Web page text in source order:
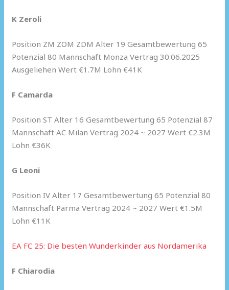
K Zeroli
Position ZM ZOM ZDM Alter 19 Gesamtbewertung 65
Potenzial 80 Mannschaft Monza Vertrag 30.06.2025
Ausgeliehen Wert €1.7M Lohn €41K
F Camarda
Position ST Alter 16 Gesamtbewertung 65 Potenzial 87
Mannschaft AC Milan Vertrag 2024 ~ 2027 Wert €2.3M
Lohn €36K
G Leoni
Position IV Alter 17 Gesamtbewertung 65 Potenzial 80
Mannschaft Parma Vertrag 2024 ~ 2027 Wert €1.5M
Lohn €11K
EA FC 25: Die besten Wunderkinder aus Nordamerika
F Chiarodia